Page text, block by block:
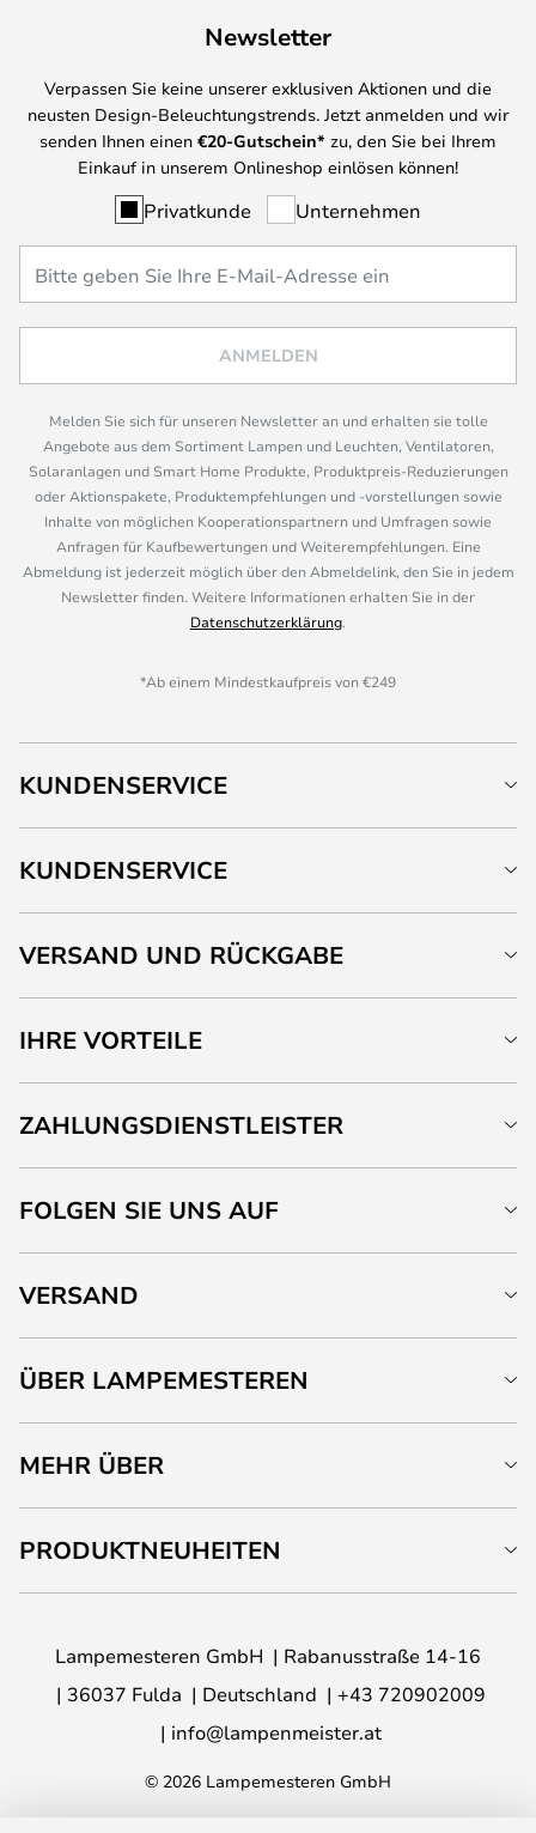
Newsletter
Verpassen Sie keine unserer exklusiven Aktionen und die
neusten Design-Beleuchtungstrends. Jetzt anmelden und wir
senden Ihnen einen €20-Gutschein* zu, den Sie bei Ihrem
Einkauf in unserem Onlineshop einlösen können!
Privatkunde Unternehmen
ANMELDEN
Melden Sie sich für unseren Newsletter an und erhalten sie tolle
Angebote aus dem Sortiment Lampen und Leuchten, Ventilatoren,
Solaranlagen und Smart Home Produkte, Produktpreis-Reduzierungen
oder Aktionspakete, Produktempfehlungen und -vorstellungen sowie
Inhalte von möglichen Kooperationspartnern und Umfragen sowie
Anfragen für Kaufbewertungen und Weiterempfehlungen. Eine
Abmeldung ist jederzeit möglich über den Abmeldelink, den Sie in jedem
Newsletter finden. Weitere Informationen erhalten Sie in der
Datenschutzerklärung.
*Ab einem Mindestkaufpreis von €249
KUNDENSERVICE
KUNDENSERVICE
VERSAND UND RÜCKGABE
IHRE VORTEILE
ZAHLUNGSDIENSTLEISTER
FOLGEN SIE UNS AUF
VERSAND
ÜBER LAMPEMESTEREN
MEHR ÜBER
PRODUKTNEUHEITEN
Lampemesteren GmbH
Rabanusstraße 14-16
36037 Fulda
Deutschland
+43 720902009
info@lampenmeister.at
© 2026 Lampemesteren GmbH